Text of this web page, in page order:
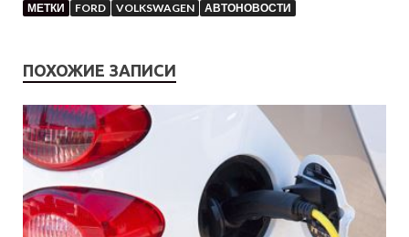
МЕТКИ FORD VOLKSWAGEN АВТОНОВОСТИ
ПОХОЖИЕ ЗАПИСИ